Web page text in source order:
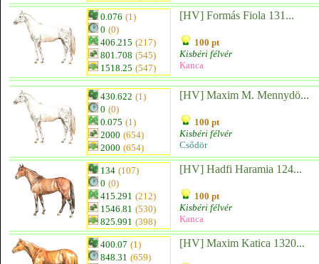
0.076 (1)
0 (0)
406.215 (217)
801.708 (545)
1518.25 (547)
[HV] Formás Fiola 131...
100 pt
Kisbéri félvér
Kanca
430.622 (1)
0 (0)
0.075 (1)
2000 (654)
2000 (654)
[HV] Maxim M. Mennydö...
100 pt
Kisbéri félvér
Csődör
134 (107)
0 (0)
415.291 (212)
1546.81 (530)
825.991 (398)
[HV] Hadfi Haramia 124...
100 pt
Kisbéri félvér
Kanca
400.07 (1)
848.31 (659)
[HV] Maxim Katica 1320...